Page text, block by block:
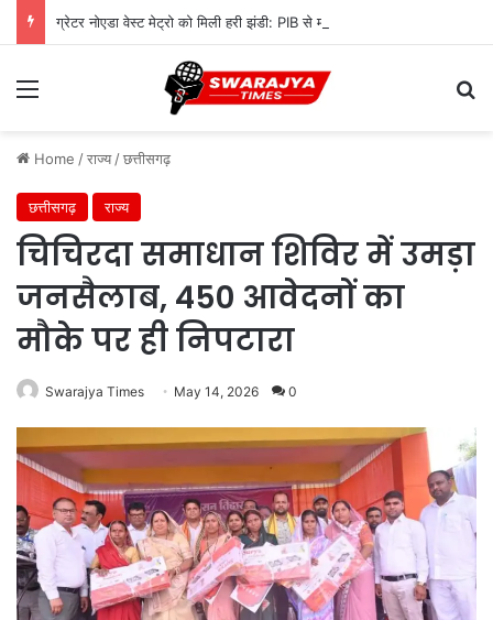
Menu
Home /राज्य /छत्तीसगढ़
छत्तीसगढ़ राज्य
चिचिरदा समाधान शिविर में उमड़ा
जनसैलाब, 450 आवेदनों का
मौके पर ही निपटारा
Swarajya Times May 14, 2026 0